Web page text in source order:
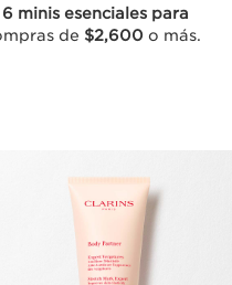
minis esenciales para
de $2,600 o más.